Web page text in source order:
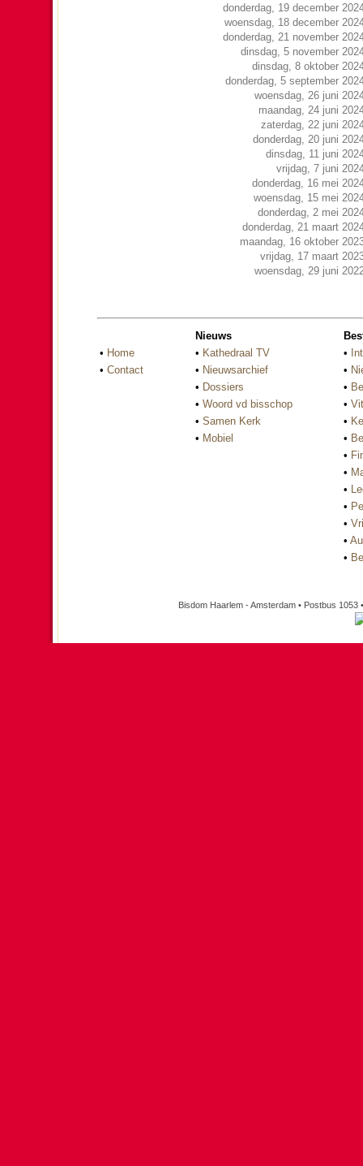
donderdag, 19 december
woensdag, 18 december
donderdag, 21 november
dinsdag, 5 november
dinsdag, 8 oktober
donderdag, 5 september
woensdag, 26 juni
maandag, 24 juni
zaterdag, 22 juni
donderdag, 20 juni
dinsdag, 11 juni
vrijdag, 7 juni
donderdag, 16 mei
woensdag, 15 mei
donderdag, 2 mei
donderdag, 21 maart
maandag, 16 oktober
vrijdag, 17 maart
woensdag, 29 juni
• Home
• Contact
Nieuws
• Kathedraal TV
• Nieuwsarchief
• Dossiers
• Woord vd bisschop
• Samen Kerk
• Mobiel
•
•
•
•
•
•
•
•
•
•
•
•
•
Bisdom Haarlem - Amsterdam • Postbus